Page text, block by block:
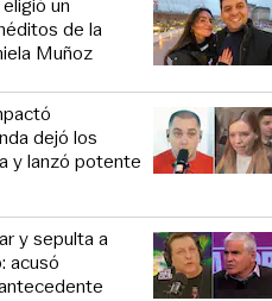
de la
Muñoz
dejó los
y lanzó potente
y sepulta a
acusó